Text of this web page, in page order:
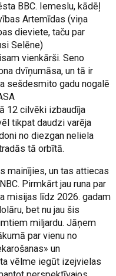
BBC. Iemeslu, kādēļ
Artemīdas (viņa
dieviete, taču par
Selēne)
vienkārši. Seno
dvīņumāsa, un tā ir
sešdesmito gadu nogalē
12 cilvēki izbaudīja
tikpat daudzi varēja
no diezgan neliela
tā orbītā.
mainījies, un tas attiecas
Pirmkārt jau runa par
misijas līdz 2026. gadam
bet nu jau šis
miljardu. Jāņem
par vienu no
un
vēlme iegūt izejvielas